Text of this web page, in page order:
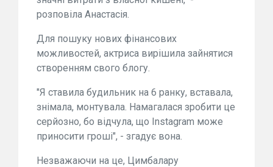
розповіла Анастасія.
Для пошуку нових фінансових
можливостей, актриса вирішила зайнятися
створенням свого блогу.
"Я ставила будильник на 6 ранку, вставала,
знімала, монтувала. Намагалася зробити це
серйозно, бо відчула, що Instagram може
приносити гроші", - згадує вона.
Незважаючи на це, Цимбалару